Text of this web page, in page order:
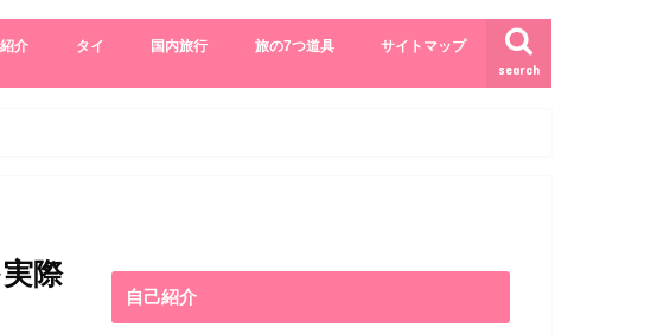
search
介 タイ 国内旅行 旅の7つ道具 サイトマップ
際
自己紹介